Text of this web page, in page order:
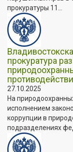
прокуратуры 11...
прокуратура
27.10.2025
На
исполнением
коррупции в
подразделениях